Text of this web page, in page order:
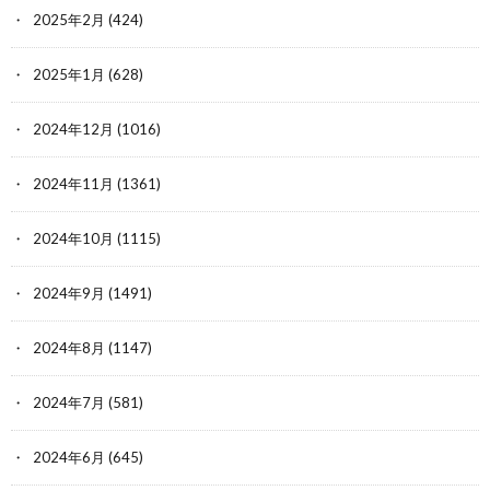
2025年2月 (424)
2025年1月 (628)
2024年12月 (1016)
2024年11月 (1361)
2024年10月 (1115)
2024年9月 (1491)
2024年8月 (1147)
2024年7月 (581)
2024年6月 (645)